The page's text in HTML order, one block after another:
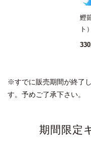
鰹
ト
※すでに販売期間が終了
す。予めご了承下さい。
期間限定